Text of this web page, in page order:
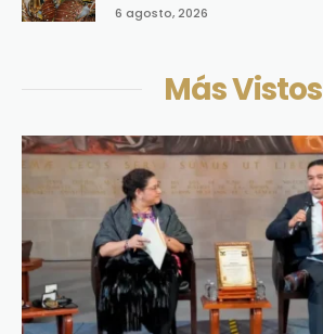
6 agosto, 2026
Más Vistos